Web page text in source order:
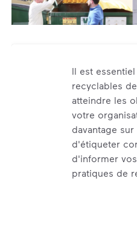
Il est
recyclables
atteindre les
votre
davantage
d'étiqueter
d'informer
pratiques de